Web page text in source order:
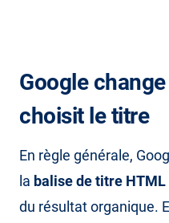
Google
choisit le titre
En règle générale,
la balise de titre HTML
du résultat organique.